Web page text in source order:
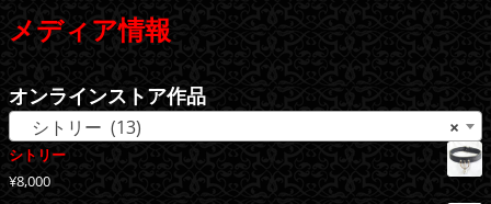
メディア情報
オンラインストア作品
×
シトリー (13)
シトリー
¥8,000